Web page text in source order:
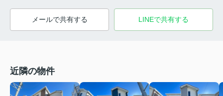
メールで共有する LINEで共有する
近隣の物件